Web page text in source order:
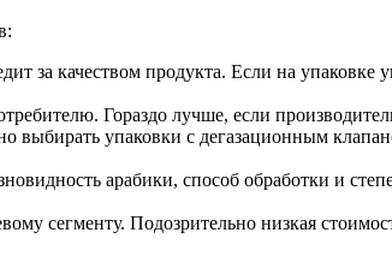
за качеством продукта. Если на упаковке
Гораздо лучше, если
выбирать упаковки с дегазационным
арабики, способ обработки и
сегменту. Подозрительно низкая